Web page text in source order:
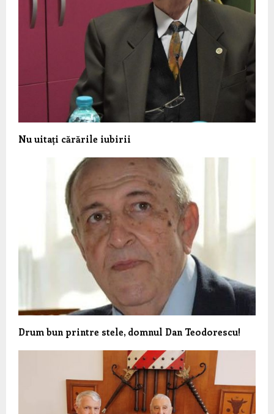
Nu uitați cărările iubirii
Drum bun printre stele, domnul Dan Teodorescu!